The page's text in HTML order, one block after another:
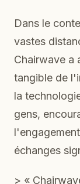
Dans le
vastes
Chairwave a
tangible de
la
gens,
échanges
> «